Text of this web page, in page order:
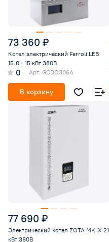
73 360 ₽
Котел электрический Ferroli LEB
15.0 - 15 кВт 380В
0 Арт. GCDO306A
В корзину
77 690 ₽
Электрический котел ZOTA MK-X 21
кВт 380В